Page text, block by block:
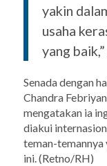
yakin
usaha
yang
Senada dengan
Chandra
mengatakan ia
diakui
teman-temannya
ini. (Retno/RH)